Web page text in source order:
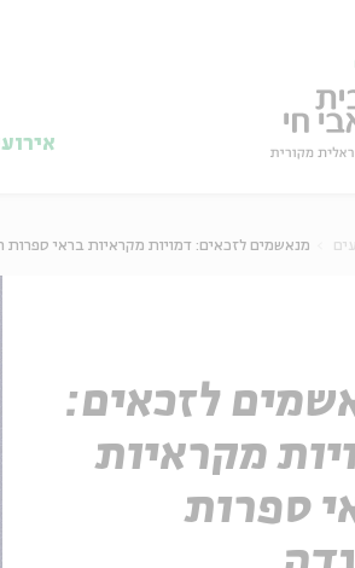
מנאשמים לזכאים: דמויות מקראיות בראי ספרות
לזכאים:
מקראיות
ספרות